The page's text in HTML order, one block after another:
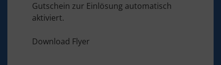
Gutschein zur Einlösung automatisch
aktiviert.
Download Flyer